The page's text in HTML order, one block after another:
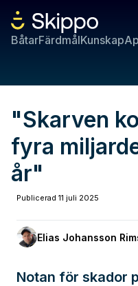
BåtarFärdmålKunskap
"Skarven
fyra
år"
Publicerad 11 juli 2025
Elias Johansson
Notan för skador